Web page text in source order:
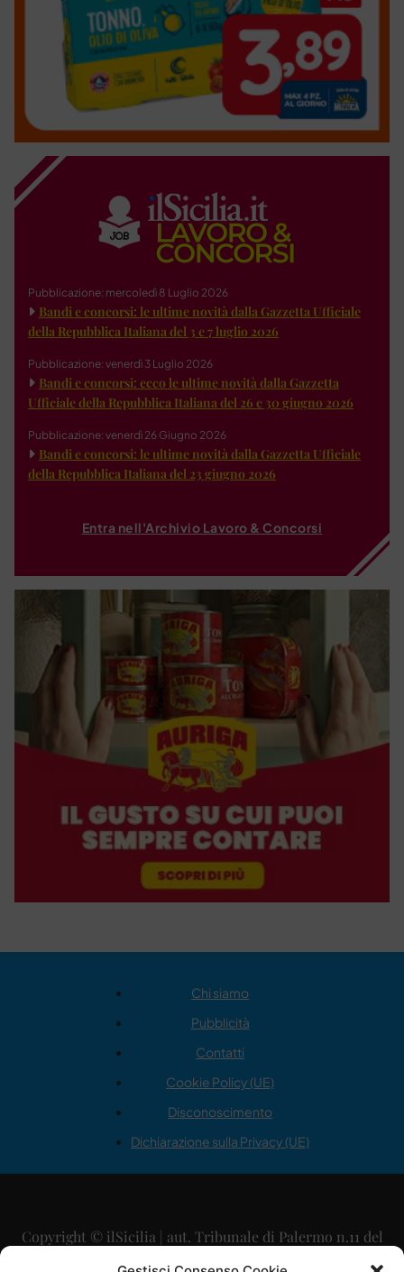
Pubblicazione: mercoledì 8 Luglio 2026
Bandi e concorsi: le ultime novità dalla Gazzetta Ufficiale
della Repubblica Italiana del 3 e 7 luglio 2026
Pubblicazione: venerdì 3 Luglio 2026
Bandi e concorsi: ecco le ultime novità dalla Gazzetta
Ufficiale della Repubblica Italiana del 26 e 30 giugno 2026
Pubblicazione: venerdì 26 Giugno 2026
Bandi e concorsi: le ultime novità dalla Gazzetta Ufficiale
della Repubblica Italiana del 23 giugno 2026
Entra nell'Archivio Lavoro & Concorsi
Chi siamo
Pubblicità
Contatti
Cookie Policy (UE)
Disconoscimento
Dichiarazione sulla Privacy (UE)
Copyright © ilSicilia | aut. Tribunale di Palermo n.11 del
29/09/2015